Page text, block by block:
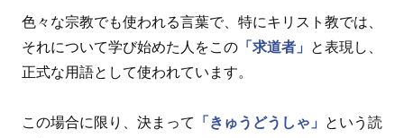
色々な宗教でも使われる言葉で、特にキリスト教では、
それについて学び始めた人をこの 「求道者」
と表現し、
正式な用語として使われています。
この場合に限り、決まって 「きゅうどうしゃ」
という読